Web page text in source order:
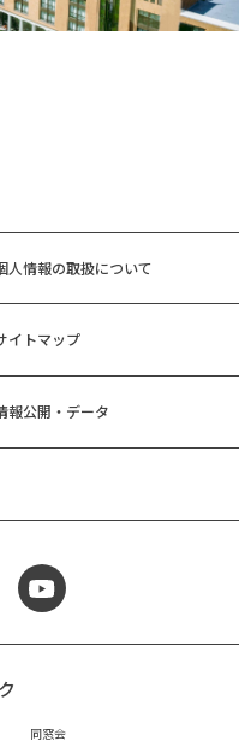
人情報の取扱について
イトマップ
報公開・データ
同窓会